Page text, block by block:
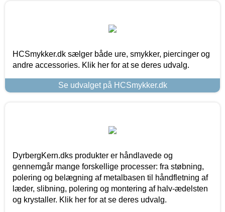
HCSmykker.dk sælger både ure, smykker, piercinger og
andre accessories. Klik her for at se deres udvalg.
Se udvalget på HCSmykker.dk
DyrbergKern.dks produkter er håndlavede og
gennemgår mange forskellige processer: fra støbning,
polering og belægning af metalbasen til håndfletning af
læder, slibning, polering og montering af halv-ædelsten
og krystaller. Klik her for at se deres udvalg.